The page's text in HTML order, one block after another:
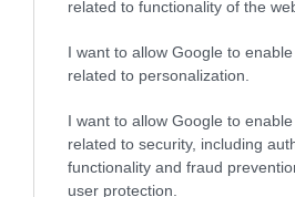
related to functionality of the
I want to allow Google to
related to personalization.
I want to allow Google to
related to security, including
functionality and fraud
user protection.
Συναγερμός στη
06.08.2026 | 15:10